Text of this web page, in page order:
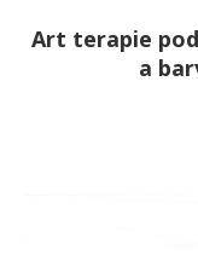
Art terapie
a